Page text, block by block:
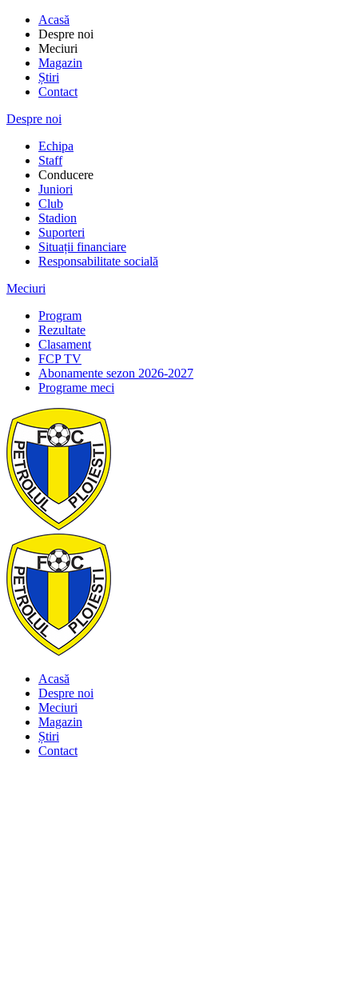
Acasă
Despre noi
Meciuri
Magazin
Știri
Contact
Despre noi
Echipa
Staff
Conducere
Juniori
Club
Stadion
Suporteri
Situații financiare
Responsabilitate socială
Meciuri
Program
Rezultate
Clasament
FCP TV
Abonamente sezon 2026-2027
Programe meci
Acasă
Despre noi
Meciuri
Magazin
Știri
Contact